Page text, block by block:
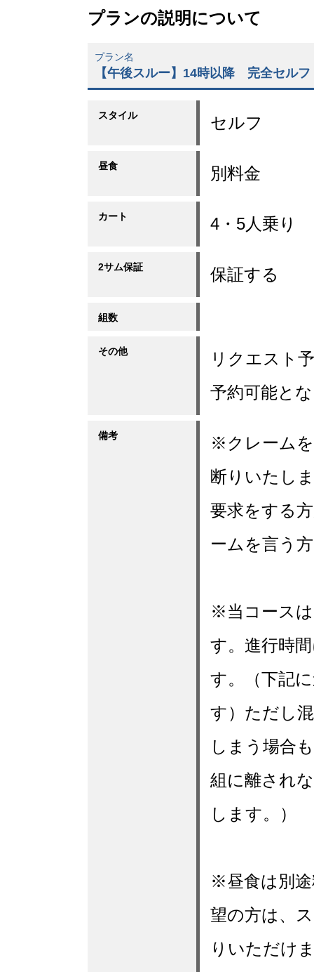
プランの説明について
プラン名
【午後スルー】14時以降 完全セル
スタイル セルフ
昼食 別料金
カート 4・5人乗り
2サム保証 保証する
組数
その他
リクエスト
予約可能と
備考
※クレーム
断りいたし
要求をする
ームを言う
※当コース
す。進行時
す。（下記
す）ただし
しまう場合
組に離され
します。）
※昼食は別
望の方は、
りいただけ